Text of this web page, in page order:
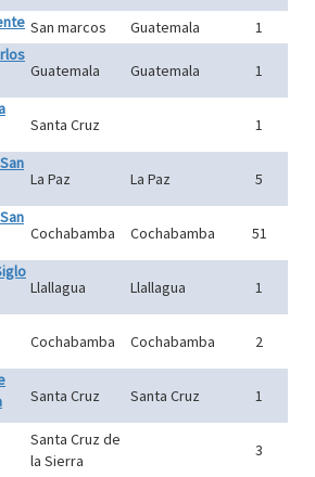
San marcos Guatemala
1
Guatemala Guatemala
1
Santa Cruz
1
La Paz La Paz
5
Cochabamba Cochabamba
51
Llallagua Llallagua
1
Cochabamba Cochabamba
2
Santa Cruz Santa Cruz
1
Santa Cruz de
la Sierra
3